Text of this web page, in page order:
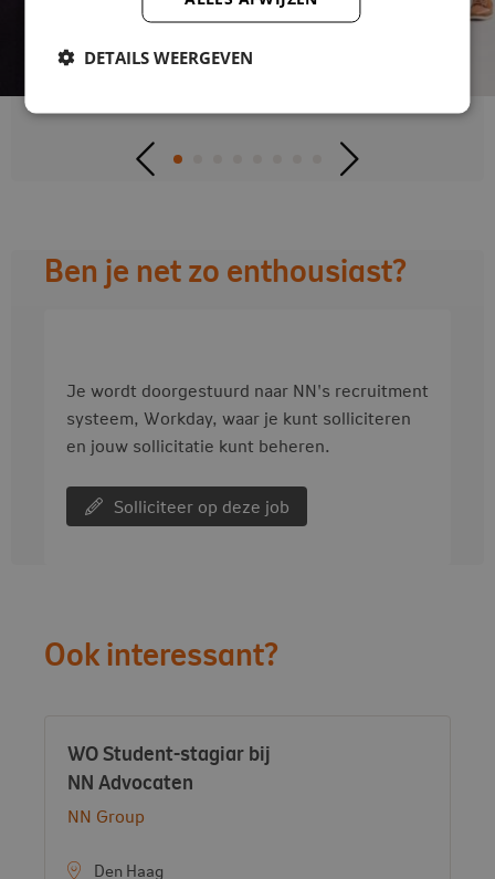
het ontwerp.
Ben je net zo enthousiast?
Je wordt doorgestuurd naar NN's recruitment
systeem, Workday, waar je kunt solliciteren
en jouw sollicitatie kunt beheren.
Solliciteer op deze job
Ook interessant?
Vacature:
WO Student-stagiar bij
NN Advocaten
Bekijk bedrijf:
NN Group
Den Haag
DETAILS WEERGEVEN